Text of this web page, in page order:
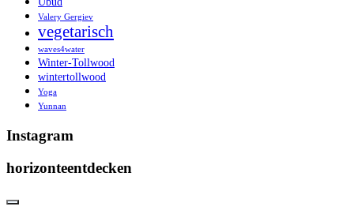
Valery Gergiev
vegetarisch
waves4water
Winter-Tollwood
wintertollwood
Yoga
Yunnan
Instagram
horizonteentdecken